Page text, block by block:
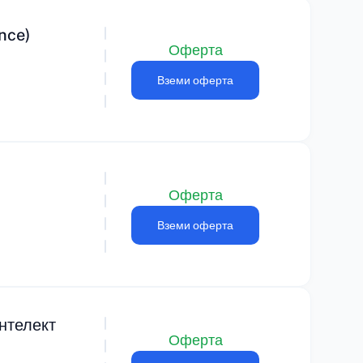
Оферта
Вземи оферта
Оферта
Вземи оферта
Оферта